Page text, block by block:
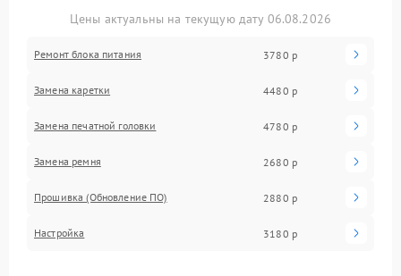
Цены актуальны на текущую дату 06.08.2026
Ремонт блока питания 3780 р
Замена каретки 4480 р
Замена печатной головки 4780 р
Замена ремня 2680 р
Прошивка (Обновление ПО) 2880 р
Настройка 3180 р